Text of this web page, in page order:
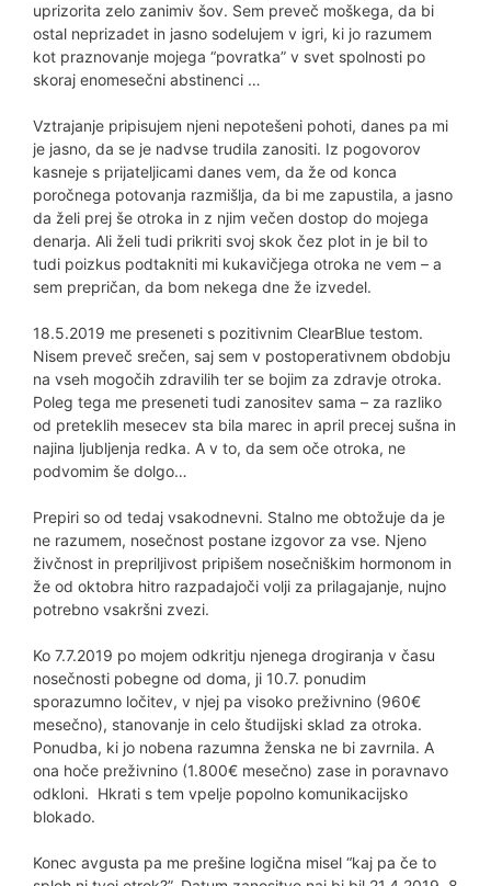
uprizorita zelo zanimiv šov. Sem preveč moškega, da bi
ostal neprizadet in jasno sodelujem v igri, ki jo razumem
kot praznovanje mojega “povratka” v svet spolnosti po
skoraj enomesečni abstinenci …
Vztrajanje pripisujem njeni nepotešeni pohoti, danes pa mi
je jasno, da se je nadvse trudila zanositi. Iz pogovorov
kasneje s prijateljicami danes vem, da že od konca
poročnega potovanja razmišlja, da bi me zapustila, a jasno
da želi prej še otroka in z njim večen dostop do mojega
denarja. Ali želi tudi prikriti svoj skok čez plot in je bil to
tudi poizkus podtakniti mi kukavičjega otroka ne vem – a
sem prepričan, da bom nekega dne že izvedel.
18.5.2019 me preseneti s pozitivnim ClearBlue testom.
Nisem preveč srečen, saj sem v postoperativnem obdobju
na vseh mogočih zdravilih ter se bojim za zdravje otroka.
Poleg tega me preseneti tudi zanositev sama – za razliko
od preteklih mesecev sta bila marec in april precej sušna in
najina ljubljenja redka. A v to, da sem oče otroka, ne
podvomim še dolgo…
Prepiri so od tedaj vsakodnevni. Stalno me obtožuje da je
ne razumem, nosečnost postane izgovor za vse. Njeno
živčnost in prepriljivost pripišem nosečniškim hormonom in
že od oktobra hitro razpadajoči volji za prilagajanje, nujno
potrebno vsakršni zvezi.
Ko 7.7.2019 po mojem odkritju njenega drogiranja v času
nosečnosti pobegne od doma, ji 10.7. ponudim
sporazumno ločitev, v njej pa visoko preživnino (960€
mesečno), stanovanje in celo študijski sklad za otroka.
Ponudba, ki jo nobena razumna ženska ne bi zavrnila. A
ona hoče preživnino (1.800€ mesečno) zase in poravnavo
odkloni. Hkrati s tem vpelje popolno komunikacijsko
blokado.
Konec avgusta pa me prešine logična misel “kaj pa če to